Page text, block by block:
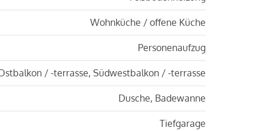
Wohnküche / offene Küche
Personenaufzug
/ -terrasse, Südwestbalkon / -terrasse
Dusche, Badewanne
Tiefgarage